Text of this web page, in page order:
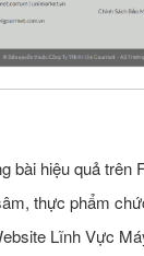
bài hiệu quả trên
thực phẩm